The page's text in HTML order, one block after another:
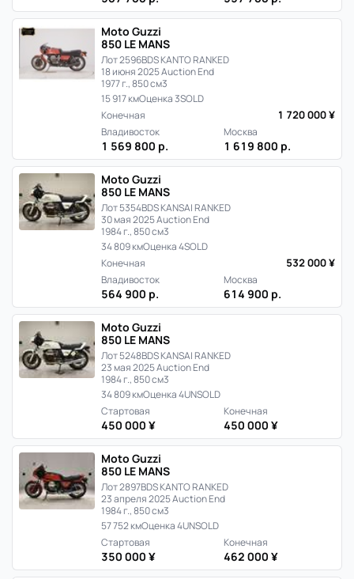
Moto Guzzi
850 LE MANS
Лот 2596BDS KANTO RANKED
18 июня 2025 Auction End
1977 г., 850 см3
15 917 кмОценка 3SOLD
Конечная
1 720 000 ¥
Владивосток
1 569 800 р.
Москва
1 619 800 р.
Moto Guzzi
850 LE MANS
Лот 5354BDS KANSAI RANKED
30 мая 2025 Auction End
1984 г., 850 см3
34 809 кмОценка 4SOLD
Конечная
532 000 ¥
Владивосток
564 900 р.
Москва
614 900 р.
Moto Guzzi
850 LE MANS
Лот 5248BDS KANSAI RANKED
23 мая 2025 Auction End
1984 г., 850 см3
34 809 кмОценка 4UNSOLD
Стартовая
450 000 ¥
Конечная
450 000 ¥
Moto Guzzi
850 LE MANS
Лот 2897BDS KANTO RANKED
23 апреля 2025 Auction End
1984 г., 850 см3
57 752 кмОценка 4UNSOLD
Стартовая
350 000 ¥
Конечная
462 000 ¥